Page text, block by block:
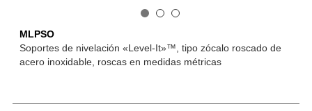
MLPSO
Soportes de nivelación «Level-It»™, tipo zócalo roscado de
acero inoxidable, roscas en medidas métricas